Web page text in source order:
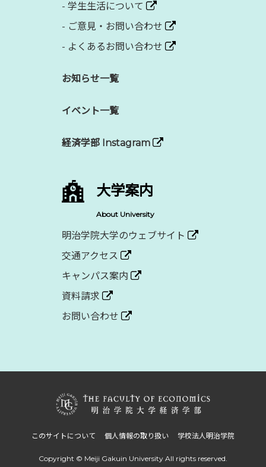
- 学生生活について
- ご意見・お問い合わせ
- よくあるお問い合わせ
お知らせ一覧
イベント一覧
経済学部 Instagram
大学案内
About University
明治学院大学のウェブサイト
交通アクセス
キャンパス案内
資料請求
お問い合わせ
このサイトについて 個人情報の取り扱い 学校法人明治学院
Copyright © Meiji Gakuin University All rights reserved.